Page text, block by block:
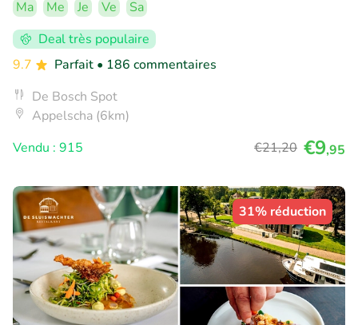
Ma Me Je Ve
Sa
Deal très populaire
9.7
Parfait • 186 commentaires
De Bosch Spot
Appelscha (6km)
Vendu : 915
€21,20 €9,95
31% réduction